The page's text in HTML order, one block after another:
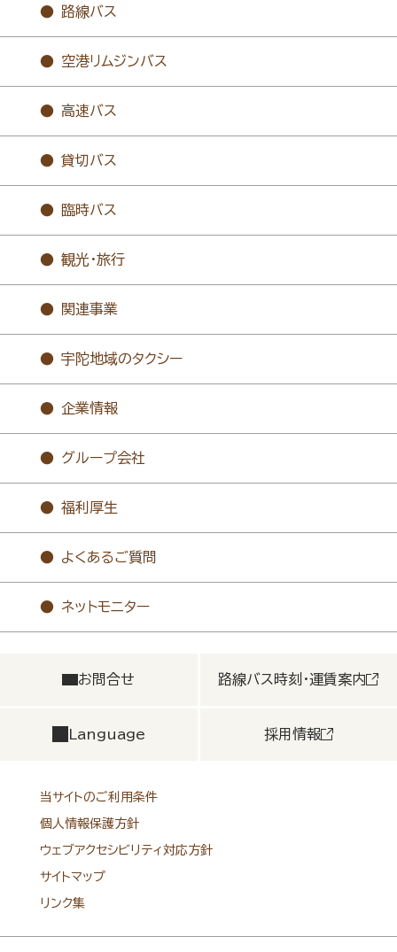
路線バス
空港リムジンバス
高速バス
貸切バス
臨時バス
観光・旅行
関連事業
宇陀地域のタクシー
企業情報
グループ会社
福利厚生
よくあるご質問
ネットモニター
お問合せ 路線バス時刻・運賃案内
Language 採用情報
当サイトのご利用条件
個人情報保護方針
ウェブアクセシビリティ対応方針
サイトマップ
リンク集